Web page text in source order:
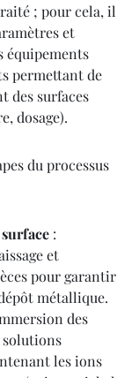
; pour cela, il
et
équipements
permettant de
des surfaces
dosage).
du processus
:
et
pour garantir
métallique.
des
solutions
les ions